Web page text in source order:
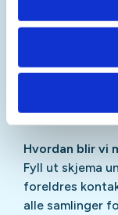
PS: er
finner vi en
Hvordan blir vi
Fyll ut skjema
foreldres
alle samlinger